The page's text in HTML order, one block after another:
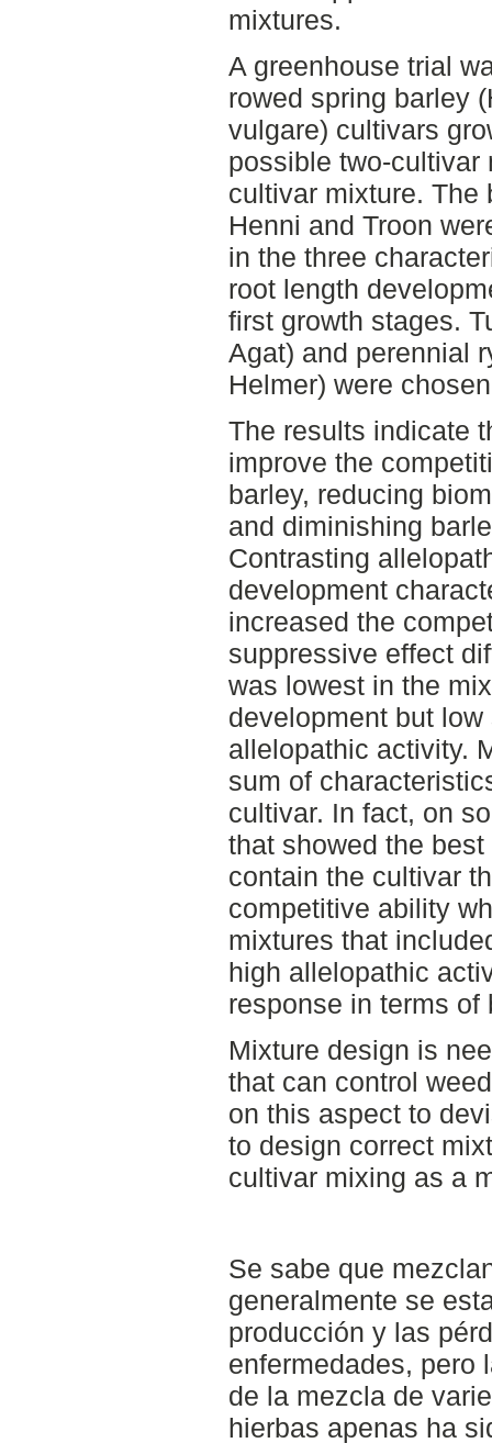
mixtures.
A greenhouse trial
rowed spring barley
vulgare) cultivars
possible two-cultivar
cultivar mixture. The
Henni and Troon
in the three
root length
first growth stages.
Agat) and perennial
Helmer) were
The results indicate
improve the
barley, reducing
and diminishing
Contrasting
development
increased the
suppressive effect
was lowest in the
development but
allelopathic activity.
sum of
cultivar. In fact, on
that showed the
contain the cultivar
competitive ability
mixtures that
high allelopathic
response in terms of
Mixture design is
that can control
on this aspect to
to design correct
cultivar mixing as a
Se sabe que
generalmente se
producción y las
enfermedades, pero
de la mezcla de
hierbas apenas ha